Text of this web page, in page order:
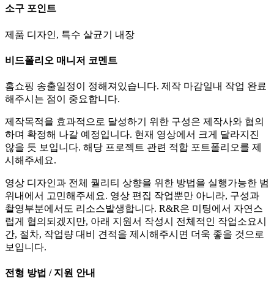
소구 포인트
제품 디자인, 특수 살균기 내장
비드폴리오 매니저 코멘트
홈쇼핑 송출일정이 정해져있습니다. 제작 마감일내 작업 완료
해주시는 점이 중요합니다.
제작목적을 효과적으로 달성하기 위한 구성은 제작사와 협의
하며 확정해 나갈 예정입니다. 현재 영상에서 크게 달라지진
않을 듯 보입니다. 해당 프로젝트 관련 적합 포트폴리오를 제
시해주세요.
영상 디자인과 전체 퀄리티 상향을 위한 방법을 실행가능한 범
위내에서 고민해주세요. 영상 편집 작업뿐만 아니라, 구성과
촬영부분에서도 리소스발생합니다. R&R은 미팅에서 자연스
럽게 협의되겠지만, 아래 지원서 작성시 전체적인 작업소요시
간, 절차, 작업량 대비 견적을 제시해주시면 더욱 좋을 것으로
보입니다.
전형 방법 / 지원 안내